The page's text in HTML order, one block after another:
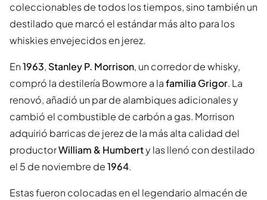
coleccionables de todos los tiempos, sino también un
destilado que marcó el estándar más alto para los
whiskies envejecidos en jerez.
En1963, Stanley P. Morrison, un corredor de whisky,
compró la destilería Bowmore a lafamilia Grigor. La
renovó, añadió un par de alambiques adicionales y
cambió el combustible de carbón a gas. Morrison
adquirió barricas de jerez de la más alta calidad del
productorWilliam & Humberty las llenó con destilado
el 5 de noviembre de1964.
Estas fueron colocadas en el legendario almacén de